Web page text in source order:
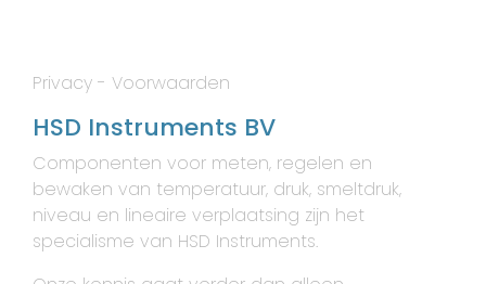
Privacy - Voorwaarden
HSD Instruments BV
Componenten voor meten, regelen en
bewaken van temperatuur, druk, smeltdruk,
niveau en lineaire verplaatsing zijn het
specialisme van HSD Instruments.